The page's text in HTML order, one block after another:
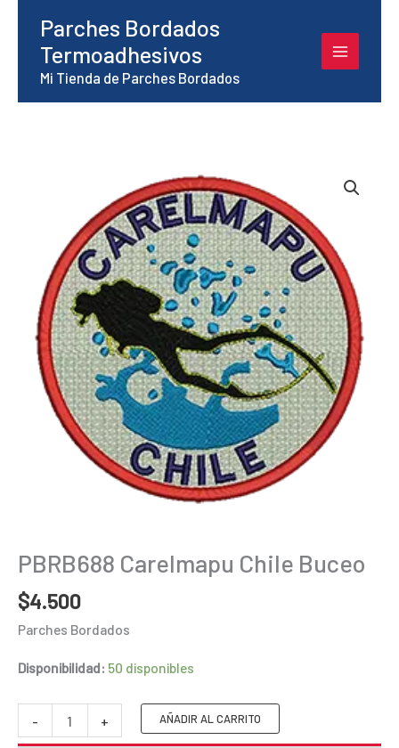
contenido
Parches Bordados
Termoadhesivos
Mi Tienda de Parches Bordados
PBRB688 Carelmapu Chile Buceo
$4.500
Parches Bordados
Disponibilidad: 50 disponibles
-
PBRB688
Carelmapu
+ AÑADIR AL CARRITO